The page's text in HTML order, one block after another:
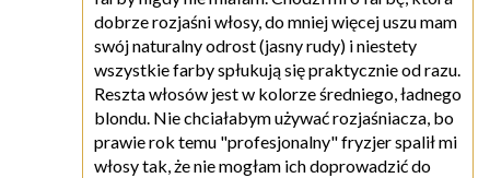
dobrze rozjaśni włosy, do mniej więcej uszu mam
swój naturalny odrost (jasny rudy) i niestety
wszystkie farby spłukują się praktycznie od razu.
Reszta włosów jest w kolorze średniego, ładnego
blondu. Nie chciałabym używać rozjaśniacza, bo
prawie rok temu "profesjonalny" fryzjer spalił mi
włosy tak, że nie mogłam ich doprowadzić do